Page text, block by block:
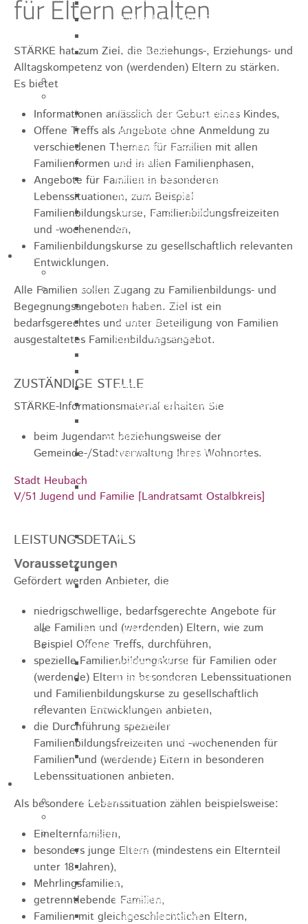
Stadthalle großer Saal
Tennishalle
Wasserverbrauchsgebühr
Hundesteuer
Vergnügungssteuer
Hebesätze
Kindergartengebühren
Hallenbenutzungsgebühren
Hallenbad & Freibad
Verwaltungsgebühren
Politik
Bürgermeister
Gremien
Bauausschuss
Gemeinderat
GEO - Vertreter im Aufsichtsrat
Stiftungsrat "Stiftung Heubach"
Umlegungsausschuss
Rosenstein
Verbandsversammlung des
Zweckverbands
Verbandsversammlung Zweckverband
Verwaltungsausschuss
Zweckverband "Gewerbeverband
Rosenstein" - Verwaltungsrat
Jugendparlament
Wahlen
Wahlen Aktuell
Wahlinformation
Nachhaltige Stadtentwicklung
Heubach gestalten
Online Beteiligung
Zukunfts Team
Freizeit / Tourismus
Gastgeber
Museen & Sammlungen
Schloss
Miedermuseum
Heimatmuseum
Polizeimuseum
Haus Anna Vetter
für Eltern erhalten
STÄRKE hat zum Ziel, die Beziehungs-, Erziehungs- und
Alltagskompetenz von (werdenden) Eltern zu stärken.
Es bietet
Informationen anlässlich der Geburt eines Kindes,
Offene Treffs als Angebote ohne Anmeldung zu
verschiedenen Themen für Familien mit allen
Familienformen und in allen Familienphasen,
Angebote für Familien in besonderen
Lebenssituationen, zum Beispiel
Familienbildungskurse, Familienbildungsfreizeiten
und -wochenenden,
Familienbildungskurse zu gesellschaftlich relevanten
Entwicklungen.
Alle Familien sollen Zugang zu Familienbildungs- und
Begegnungsangeboten haben. Ziel ist ein
bedarfsgerechtes und unter Beteiligung von Familien
ausgestaltetes Familienbildungsangebot.
ZUSTÄNDIGE STELLE
STÄRKE-Informationsmaterial erhalten Sie
beim Jugendamt beziehungsweise der
Gemeinde-/Stadtverwaltung Ihres Wohnortes.
Stadt Heubach
V/51 Jugend und Familie [Landratsamt Ostalbkreis]
LEISTUNGSDETAILS
Voraussetzungen
Gefördert werden Anbieter, die
niedrigschwellige, bedarfsgerechte Angebote für
alle Familien und (werdenden) Eltern, wie zum
Beispiel Offene Treffs, durchführen,
spezielle Familienbildungskurse für Familien oder
(werdende) Eltern in besonderen Lebenssituationen
und Familienbildungskurse zu gesellschaftlich
relevanten Entwicklungen anbieten,
die Durchführung spezieller
Familienbildungsfreizeiten und -wochenenden für
Familien und (werdende) Eltern in besonderen
Lebenssituationen anbieten.
Als besondere Lebenssituation zählen beispielsweise:
Einelternfamilien,
besonders junge Eltern (mindestens ein Elternteil
unter 18 Jahren),
Mehrlingsfamilien,
getrenntlebende Familien,
Familien mit gleichgeschlechtlichen Eltern,